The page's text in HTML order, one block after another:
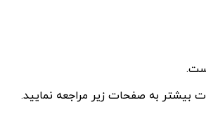
به صفحات زیر مراجعه نمایید.